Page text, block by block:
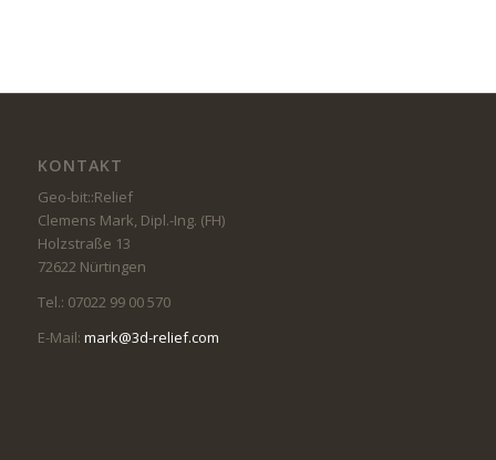
KONTAKT
Geo-bit::Relief
Clemens Mark, Dipl.-Ing. (FH)
Holzstraße 13
72622 Nürtingen
Tel.: 07022 99 00 570
E-Mail: mark@3d-relief.com